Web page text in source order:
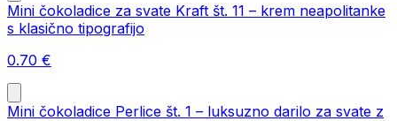
Mini čokoladice za svate Kraft št. 11 – krem neapolitanke
s klasično tipografijo
0.70 €
Mini čokoladice Perlice št. 1 – luksuzno darilo za svate z